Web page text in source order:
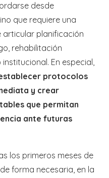
desde
que requiere una
planificación
rehabilitación
En especial,
protocolos
y crear
que permitan
ante futuras
los primeros meses de
forma necesaria, en la